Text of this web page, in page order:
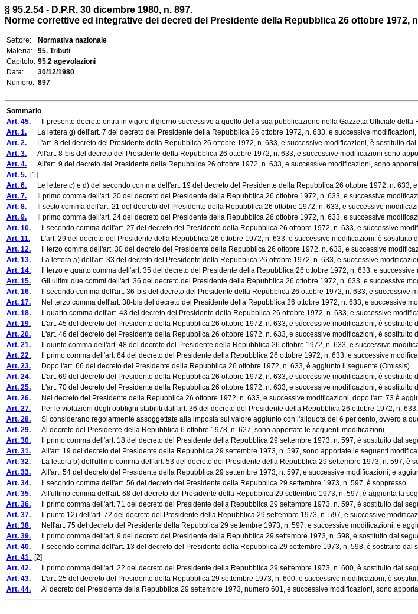
§ 95.2.54 - D.P.R. 30 dicembre 1980, n. 897.
Norme correttive ed integrative dei decreti del Presidente della Repubblica 26 ottobre 1972,
Settore:
Normativa nazionale
Materia:
95. Tributi
Capitolo: 95.2 agevolazioni
Data:
30/12/1980
Numero: 897
Sommario
Art. 45. Il presente decreto entra in vigore il giorno successivo a quello della sua pubblicazione nella Gazzetta Ufficiale della
Art. 1. La lettera g) dell'art. 7 del decreto del Presidente della Repubblica 26 ottobre 1972, n. 633, e successive
Art. 2. L'art. 8 del decreto del Presidente della Repubblica 26 ottobre 1972, n. 633, e successive modificazioni, è sostituito dal
Art. 3. All'art. 8-bis del decreto del Presidente della Repubblica 26 ottobre 1972, n. 633, e successive modificazioni sono
Art. 4. All'art. 9 del decreto del Presidente della Repubblica 26 ottobre 1972, n. 633, e successive modificazioni, sono
Art. 5. [1]
Art. 6. Le lettere c) e d) del secondo comma dell'art. 19 del decreto del Presidente della Repubblica 26 ottobre 1972, n. 633,
Art. 7. Il primo comma dell'art. 20 del decreto del Presidente della Repubblica 26 ottobre 1972, n. 633, e successive
Art. 8. Il sesto comma dell'art. 21 del decreto del Presidente della Repubblica 26 ottobre 1972, n. 633, e successive
Art. 9. Il primo comma dell'art. 24 del decreto del Presidente della Repubblica 26 ottobre 1972, n. 633, e successive
Art. 10. Il secondo comma dell'art. 27 del decreto del Presidente della Repubblica 26 ottobre 1972, n. 633, e successive
Art. 11. L'art. 29 del decreto del Presidente della Repubblica 26 ottobre 1972, n. 633, e successive modificazioni, è sostituito
Art. 12. Il terzo comma dell'art. 30 del decreto del Presidente della Repubblica 26 ottobre 1972, n. 633, e successive
Art. 13. La lettera a) dell'art. 33 del decreto del Presidente della Repubblica 26 ottobre 1972, n. 633, e successive
Art. 14. Il terzo e quarto comma dell'art. 35 del decreto del Presidente della Repubblica 26 ottobre 1972, n. 633, e successive
Art. 15. Gli ultimi due commi dell'art. 36 del decreto del Presidente della Repubblica 26 ottobre 1972, n. 633, e successive
Art. 16. Il secondo comma dell'art. 36-bis del decreto del Presidente della Repubblica 26 ottobre 1972, n. 633, e successive
Art. 17. Nel terzo comma dell'art. 38-bis del decreto del Presidente della Repubblica 26 ottobre 1972, n. 633, e successive
Art. 18. Il quarto comma dell'art. 43 del decreto del Presidente della Repubblica 26 ottobre 1972, n. 633, e successive
Art. 19. L'art. 45 del decreto del Presidente della Repubblica 26 ottobre 1972, n. 633, e successive modificazioni, è sostituito
Art. 20. L'art. 46 del decreto del Presidente della Repubblica 26 ottobre 1972, n. 633, e successive modificazioni, è sostituito
Art. 21. Il quinto comma dell'art. 48 del decreto del Presidente della Repubblica 26 ottobre 1972, n. 633, e successive
Art. 22. Il primo comma dell'art. 64 del decreto del Presidente della Repubblica 26 ottobre 1972, n. 633, e successive
Art. 23. Dopo l'art. 66 del decreto del Presidente della Repubblica 26 ottobre 1972, n. 633, è aggiunto il seguente (Omissis)
Art. 24. L'art. 69 del decreto del Presidente della Repubblica 26 ottobre 1972, n. 633, e successive modificazioni, è sostituito
Art. 25. L'art. 70 del decreto del Presidente della Repubblica 26 ottobre 1972, n. 633, e successive modificazioni, è sostituito
Art. 26. Nel decreto del Presidente della Repubblica 26 ottobre 1972, n. 633, e successive modificazioni, dopo l'art. 73 è
Art. 27. Per le violazioni degli obblighi stabiliti dall'art. 36 del decreto del Presidente della Repubblica 26 ottobre 1972, n.
Art. 28. Si considerano regolarmente assoggettate alla imposta sul valore aggiunto con l'aliquota del 6 per cento, ovvero a
Art. 29. Al decreto del Presidente della Repubblica 6 ottobre 1978, n. 627, sono apportate le seguenti modificazioni
Art. 30. Il primo comma dell'art. 18 del decreto del Presidente della Repubblica 29 settembre 1973, n. 597, è sostituito dal
Art. 31. All'art. 19 del decreto del Presidente della Repubblica 29 settembre 1973, n. 597, sono apportate le seguenti
Art. 32. La lettera b) dell'ultimo comma dell'art. 53 del decreto del Presidente della Repubblica 29 settembre 1973, n. 597, è
Art. 33. All'art. 54 del decreto del Presidente della Repubblica 29 settembre 1973, n. 597, e successive modificazioni, è
Art. 34. Il secondo comma dell'art. 56 del decreto del Presidente della Repubblica 29 settembre 1973, n. 597, è soppresso
Art. 35. All'ultimo comma dell'art. 68 del decreto del Presidente della Repubblica 29 settembre 1973, n. 597, è aggiunta la
Art. 36. Il primo comma dell'art. 71 del decreto del Presidente della Repubblica 29 settembre 1973, n. 597, è sostituito dal
Art. 37. Il punto 12) dell'art. 72 del decreto del Presidente della Repubblica 29 settembre 1973, n. 597, e successive
Art. 38. Nell'art. 75 del decreto del Presidente della Repubblica 29 settembre 1973, n. 597, e successive modificazioni, è
Art. 39. Il primo comma dell'art. 9 del decreto del Presidente della Repubblica 29 settembre 1973, n. 598, è sostituito dal
Art. 40. Il secondo comma dell'art. 13 del decreto del Presidente della Repubblica 29 settembre 1973, n. 598, è sostituito dal
Art. 41. [2]
Art. 42. Il primo comma dell'art. 22 del decreto del Presidente della Repubblica 29 settembre 1973, n. 600, è sostituito dal
Art. 43. L'art. 25 del decreto del Presidente della Repubblica 29 settembre 1973, n. 600, e successive modificazioni, è
Art. 44. Al decreto del Presidente della Repubblica 29 settembre 1973, numero 601, e successive modificazioni, sono